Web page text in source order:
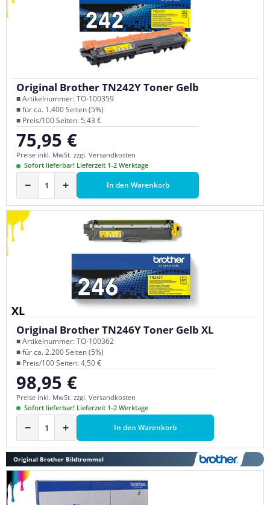
Original Brother TN242Y Toner Gelb
■ Artikelnummer: TO-100359
■ für ca. 1.400 Seiten (5%)
■ Preis/100 Seiten: 5,43 €
Regulärer Preis:
75,95 €
Preise inkl. MwSt. zzgl. Versandkosten
Sofort lieferbar! Lieferzeit 1-2 Werktage
− + In den Warenkorb
XL
Original Brother TN246Y Toner Gelb XL
■ Artikelnummer: TO-100362
■ für ca. 2.200 Seiten (5%)
■ Preis/100 Seiten: 4,50 €
Regulärer Preis:
98,95 €
Preise inkl. MwSt. zzgl. Versandkosten
Sofort lieferbar! Lieferzeit 1-2 Werktage
− + In den Warenkorb
Original Brother Bildtrommel